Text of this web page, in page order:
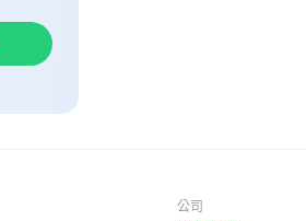
公司